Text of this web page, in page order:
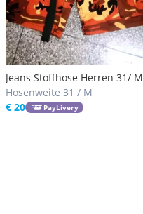
Jeans Stoffhose Herren 31/ M
Hosenweite 31 / M
€ 20
PayLivery